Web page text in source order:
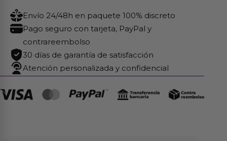
Envío 24/48h en paquete 100% discreto
Pago seguro con tarjeta, PayPal y
contrareembolso
30 días de garantía de satisfacción
Atención personalizada y confidencial